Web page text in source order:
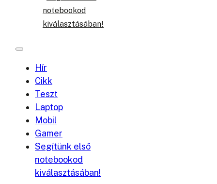
notebookod
kiválasztásában!
Hír
Cikk
Teszt
Laptop
Mobil
Gamer
Segítünk első
notebookod
kiválasztásában!